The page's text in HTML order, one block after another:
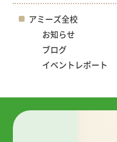
アミーズ全校
お知らせ
ブログ
イベントレポート